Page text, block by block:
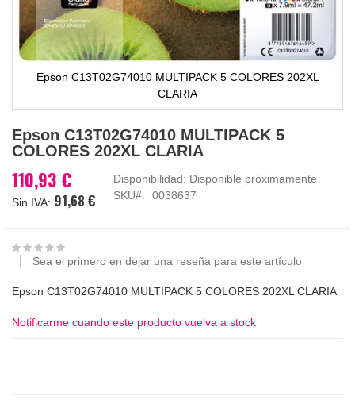
Epson C13T02G74010 MULTIPACK 5 COLORES 202XL
CLARIA
al
comienzo
la
galería
Epson C13T02G74010 MULTIPACK 5
COLORES 202XL CLARIA
110,93 €
91,68 €
Disponibilidad: Disponible próximamente
SKU
0038637
Sea el primero en dejar una reseña para este artículo
Epson C13T02G74010 MULTIPACK 5 COLORES 202XL CLARIA
Notificarme cuando este producto vuelva a stock